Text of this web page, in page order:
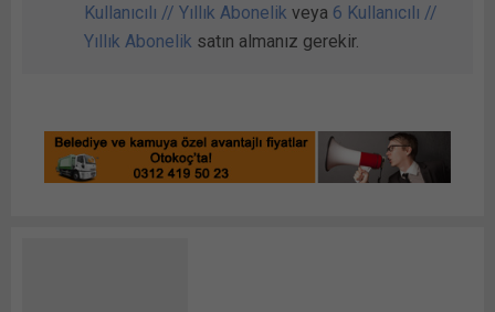
Kullanıcılı // Yıllık Abonelik veya 6 Kullanıcılı //
Yıllık Abonelik satın almanız gerekir.